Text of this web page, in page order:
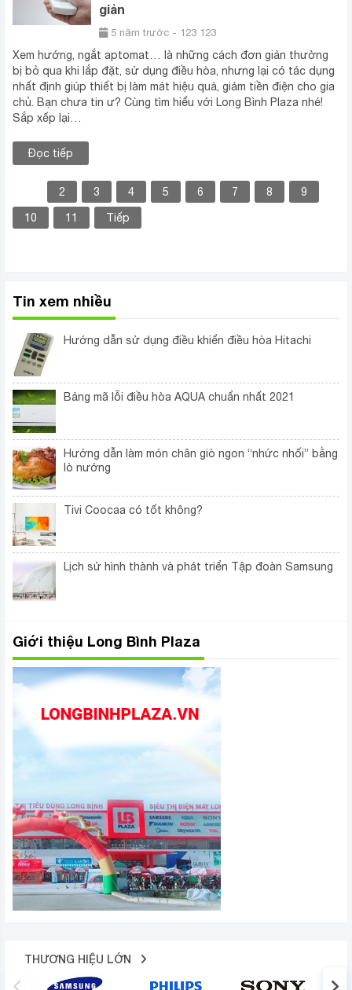
giản
5 năm trước - 123 123
Xem hướng, ngắt aptomat… là những cách đơn giản thường
bị bỏ qua khi lắp đặt, sử dụng điều hòa, nhưng lại có tác dụng
nhất định giúp thiết bị làm mát hiệu quả, giảm tiền điện cho gia
chủ. Bạn chưa tin ư? Cùng tìm hiểu với Long Bình Plaza nhé!
Sắp xếp lại…
Đọc tiếp
2 3 4 5 6 7 8 9
10 11 Tiếp
Tin xem nhiều
Hướng dẫn sử dụng điều khiển điều hòa Hitachi
Bảng mã lỗi điều hòa AQUA chuẩn nhất 2021
Hướng dẫn làm món chân giò ngon “nhức nhối” bằng
lò nướng
Tivi Coocaa có tốt không?
Lịch sử hình thành và phát triển Tập đoàn Samsung
Giới thiệu Long Bình Plaza
THƯƠNG HIỆU LỚN